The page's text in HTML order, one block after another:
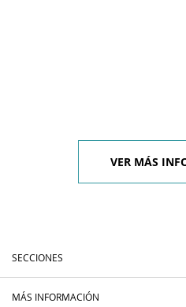
VER MÁS
SECCIONES
MÁS INFORMACIÓN